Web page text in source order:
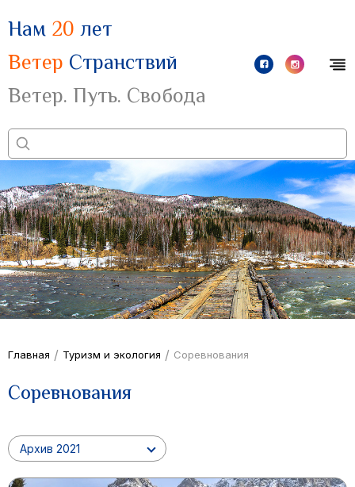
Нам 20 лет
Ветер Странствий
Ветер. Путь. Свобода
Главная / Туризм и экология / Соревнования
Соревнования
Архив 2021